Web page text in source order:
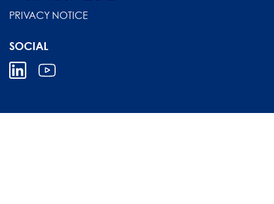
PRIVACY NOTICE
SOCIAL